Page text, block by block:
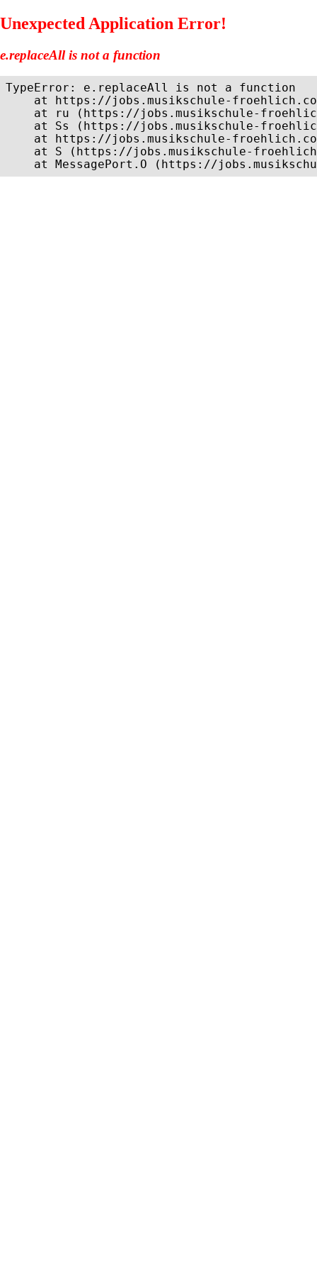
Unexpected Application Error!
e.replaceAll is not a function
TypeError: e.replaceAll is not a function
at https://jobs.musikschule-
at ru (https://jobs.musikschule-
at Ss (https://jobs.musikschule-
at https://jobs.musikschule-
at S (https://jobs.musikschule-
at MessagePort.O (https://